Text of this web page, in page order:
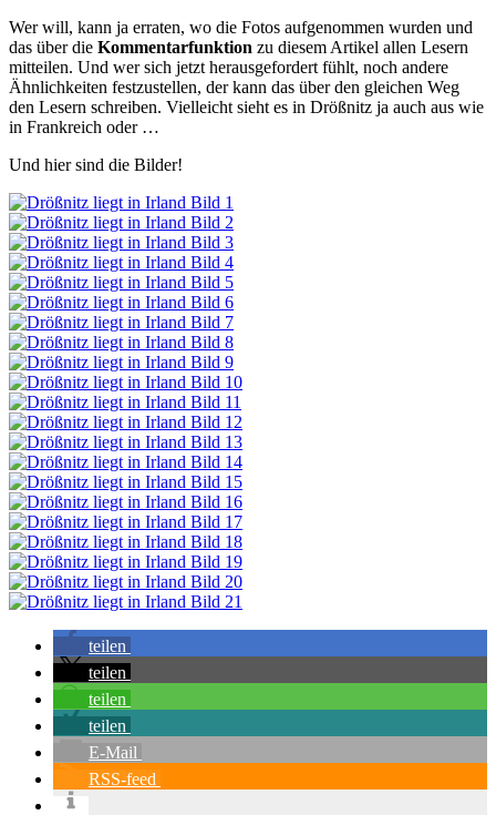
Wer will, kann ja erraten, wo die Fotos aufgenommen wurden und
das über die Kommentarfunktion zu diesem Artikel allen Lesern
mitteilen. Und wer sich jetzt herausgefordert fühlt, noch andere
Ähnlichkeiten festzustellen, der kann das über den gleichen Weg
den Lesern schreiben. Vielleicht sieht es in Drößnitz ja auch aus wie
in Frankreich oder …
Und hier sind die Bilder!
teilen
teilen
teilen
teilen
E-Mail
RSS-feed